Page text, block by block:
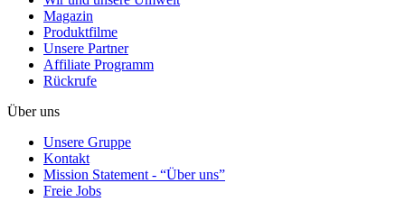
Magazin
Produktfilme
Unsere Partner
Affiliate Programm
Rückrufe
Über uns
Unsere Gruppe
Kontakt
Mission Statement - “Über uns”
Freie Jobs